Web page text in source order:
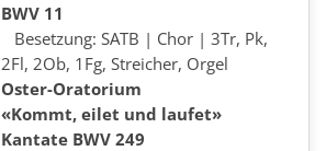
BWV 11
Besetzung: SATB | Chor | 3Tr, Pk,
2Fl, 2Ob, 1Fg, Streicher, Orgel
Oster-Oratorium
«Kommt, eilet und laufet»
Kantate BWV 249